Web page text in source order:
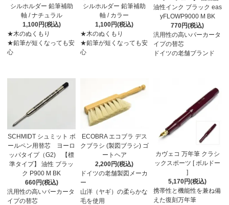
シルホルダー 鉛筆補助
軸 / ナチュラル
1,100円(税込)
★木のぬくもり
★鉛筆が短くなっても安
心
シルホルダー 鉛筆補助
軸 / カラー
1,100円(税込)
★木のぬくもり
★鉛筆が短くなっても安
心
油性インク ブラック eas
yFLOWP9000 M BK
770円(税込)
汎用性の高いパーカータ
イプの替芯
ドイツの老舗ブランド
SCHMIDT シュミット ボ
ールペン用替芯 ヨーロ
ッパタイプ（G2) 【標
準タイプ】 油性 ブラッ
ク P900 M BK
660円(税込)
汎用性の高いパーカータ
イプの替芯
ECOBRA エコブラ デス
クブラシ (製図ブラシ) ゴ
ートヘア
2,200円(税込)
ドイツの老舗製図メーカ
ー
山洋（ヤギ）の柔らかな
毛を使用
カヴェコ 万年筆 クラシ
ックスポーツ [ ボルドー
]
5,170円(税込)
携帯性と機能性を兼ね備
えた復刻万年筆